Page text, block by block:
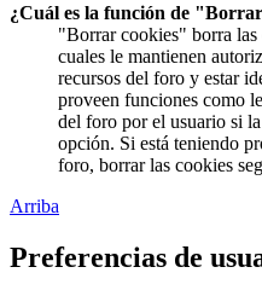
¿Cuál es la función de
"Borrar cookies" borra
cuales le mantienen
recursos del foro y estar
proveen funciones como
del foro por el usuario si
opción. Si está teniendo
foro, borrar las cookies
Arriba
Preferencias de